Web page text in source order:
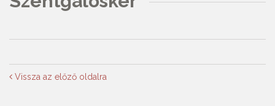
Vissza az előző oldalra